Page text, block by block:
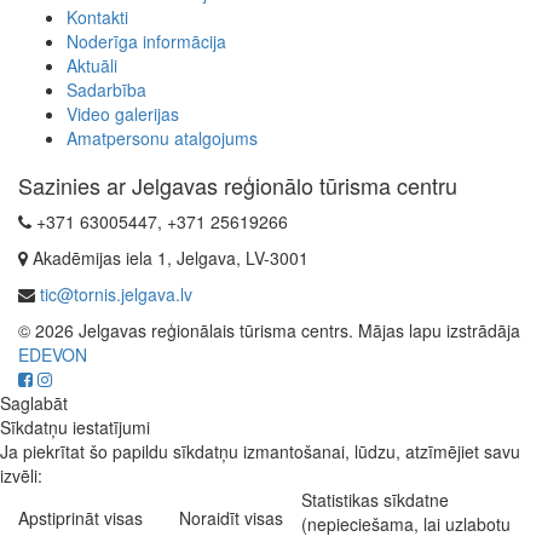
Kontakti
Noderīga informācija
Aktuāli
Sadarbība
Video galerijas
Amatpersonu atalgojums
Sazinies ar Jelgavas reģionālo tūrisma centru
+371 63005447, +371 25619266
Akadēmijas iela 1, Jelgava, LV-3001
tic@tornis.jelgava.lv
© 2026 Jelgavas reģionālais tūrisma centrs. Mājas lapu izstrādāja
EDEVON
Saglabāt
Sīkdatņu iestatījumi
Ja piekrītat šo papildu sīkdatņu izmantošanai, lūdzu, atzīmējiet savu
izvēli:
Apstiprināt visas
Noraidīt visas
Statistikas sīkdatne
(nepieciešama, lai uzlabotu